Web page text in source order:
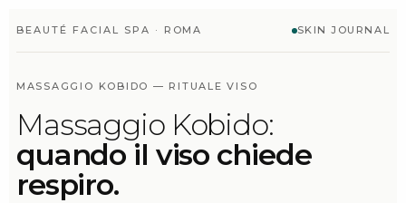
BEAUTÉ FACIAL SPA · ROMA SKIN JOURNAL
MASSAGGIO KOBIDO — RITUALE VISO
Massaggio Kobido:
quando il viso chiede
respiro.